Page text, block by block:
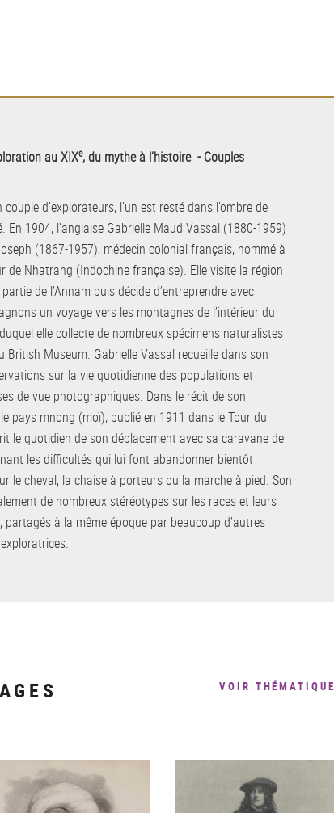
au XIXe, du mythe à l’histoire - Couples
d’explorateurs, l’un est resté dans l’ombre de
En 1904, l’anglaise Gabrielle Maud Vassal (1880-1959)
(1867-1957), médecin colonial français, nommé à
de Nhatrang (Indochine française). Elle visite la région
de l’Annam puis décide d’entreprendre avec
un voyage vers les montagnes de l’intérieur du
elle collecte de nombreux spécimens naturalistes
British Museum. Gabrielle Vassal recueille dans son
sur la vie quotidienne des populations et
de vue photographiques. Dans le récit de son
pays mnong (moï), publié en 1911 dans le Tour du
le quotidien de son déplacement avec sa caravane de
les difficultés qui lui font abandonner bientôt
le cheval, la chaise à porteurs ou la marche à pied. Son
de nombreux stéréotypes sur les races et leurs
à la même époque par beaucoup d’autres
VOIR THÉMATIQUE